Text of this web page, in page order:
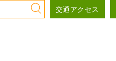
交通アクセス